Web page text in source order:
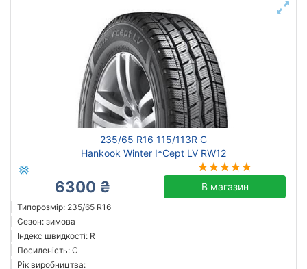
235/65 R16 115/113R C
Hankook Winter I*Cept LV RW12
6300 ₴ В магазин
Типорозмір: 235/65 R16
Сезон: зимова
Індекс швидкості: R
Посиленість: C
Рік виробництва: